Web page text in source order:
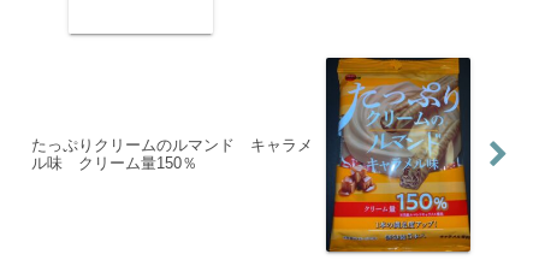
たっぷりクリームのルマンド キャラメ
ル味 クリーム量150％